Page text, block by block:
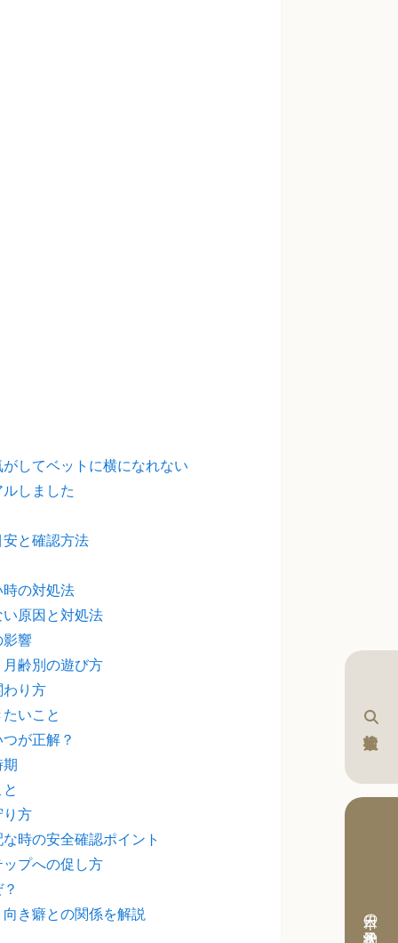
本日の予約状況
してベットに横になれない
しました
と確認方法
の対処法
原因と対処法
響
齢別の遊び方
り方
いこと
が正解？
方
時の安全確認ポイント
プへの促し方
き癖との関係を解説